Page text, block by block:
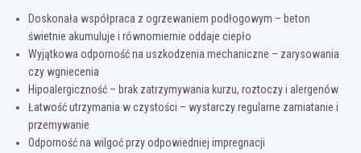
Doskonała współpraca z ogrzewaniem podłogowym – beton
świetnie akumuluje i równomiernie oddaje ciepło
Wyjątkowa odporność na uszkodzenia mechaniczne – zarysowania
czy wgniecenia
Hipoalergiczność – brak zatrzymywania kurzu, roztoczy i alergenów
Łatwość utrzymania w czystości – wystarczy regularne zamiatanie i
przemywanie
Odporność na wilgoć przy odpowiedniej impregnacji